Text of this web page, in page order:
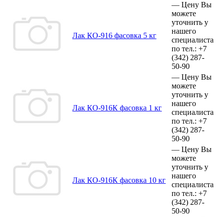
Лак КО-916 фасовка 5 кг
— Цену Вы
можете
уточнить у
нашего
специалиста
по тел.: +7
(342) 287-
50-90
Лак КО-916К фасовка 1 кг
— Цену Вы
можете
уточнить у
нашего
специалиста
по тел.: +7
(342) 287-
50-90
Лак КО-916К фасовка 10 кг
— Цену Вы
можете
уточнить у
нашего
специалиста
по тел.: +7
(342) 287-
50-90